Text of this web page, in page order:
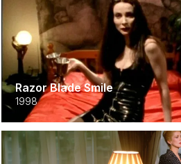
Razor Blade Smile
1998